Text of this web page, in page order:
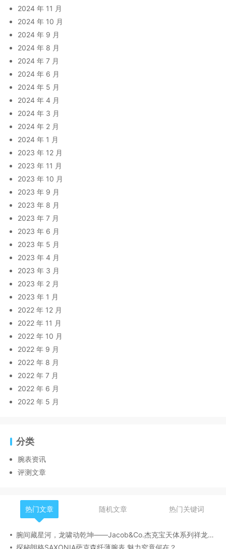
2024 年 11 月
2024 年 10 月
2024 年 9 月
2024 年 8 月
2024 年 7 月
2024 年 6 月
2024 年 5 月
2024 年 4 月
2024 年 3 月
2024 年 2 月
2024 年 1 月
2023 年 12 月
2023 年 11 月
2023 年 10 月
2023 年 9 月
2023 年 8 月
2023 年 7 月
2023 年 6 月
2023 年 5 月
2023 年 4 月
2023 年 3 月
2023 年 2 月
2023 年 1 月
2022 年 12 月
2022 年 11 月
2022 年 10 月
2022 年 9 月
2022 年 8 月
2022 年 7 月
2022 年 6 月
2022 年 5 月
分类
腕表资讯
评测文章
热门文章 随机文章 热门关键词
腕间藏星河，龙啸动乾坤——Jacob&Co.杰克宝天体系列祥龙款艺术腕表解析
探秘朗格SAXONIA萨克森纤薄腕表,魅力究竟何在？